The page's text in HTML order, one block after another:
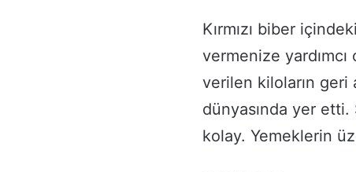
Kırmızı biber
vermenize
verilen kiloların geri
dünyasında yer etti.
kolay. Yemeklerin